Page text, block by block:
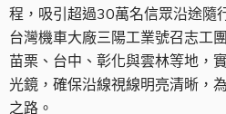
程，吸引超過30萬名信眾沿途隨
台灣機車大廠三陽工業號召志工
苗栗、台中、彰化與雲林等地，
光鏡，確保沿線視線明亮清晰，
之路。